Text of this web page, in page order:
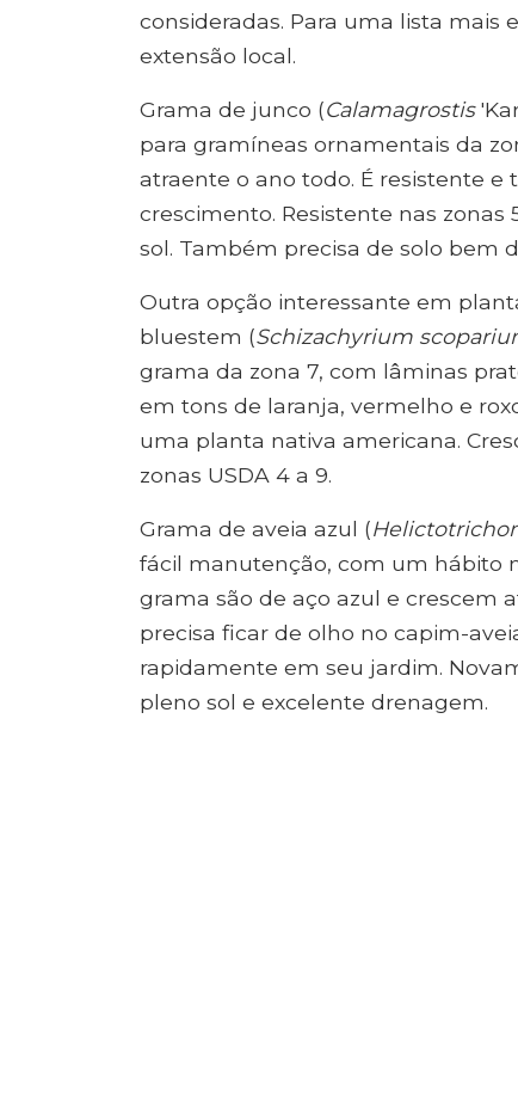
consideradas. Para uma lista mais
extensão local.
Grama de junco (Calamagrostis
para gramíneas ornamentais da
atraente o ano todo. É resistente
crescimento. Resistente nas zonas
sol. Também precisa de solo bem
Outra opção interessante em
bluestem (Schizachyrium
grama da zona 7, com lâminas
em tons de laranja, vermelho e
uma planta nativa americana.
zonas USDA 4 a 9.
Grama de aveia azul (
fácil manutenção, com um hábito
grama são de aço azul e crescem
precisa ficar de olho no capim-
rapidamente em seu jardim.
pleno sol e excelente drenagem.